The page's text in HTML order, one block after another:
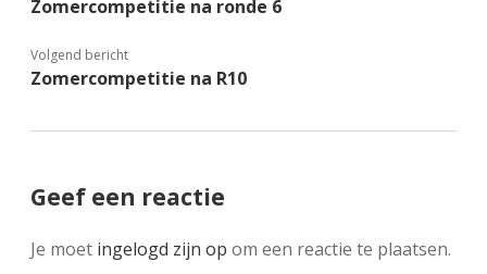
Zomercompetitie na ronde 6
Volgend bericht
Zomercompetitie na R10
Geef een reactie
Je moet ingelogd zijn op om een reactie te plaatsen.